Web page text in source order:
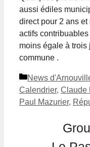
aussi édiles
direct pour 2 ans
actifs
moins égale à trois
commune .
Catégories
News
Calendrier, Claude
Paul Mazurier,